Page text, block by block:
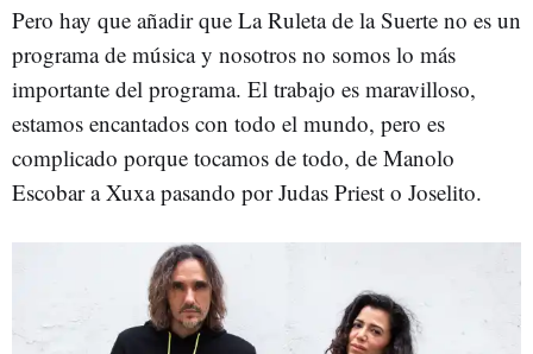
Pero hay que añadir que La Ruleta de la Suerte no es un
programa de música y nosotros no somos lo más
importante del programa. El trabajo es maravilloso,
estamos encantados con todo el mundo, pero es
complicado porque tocamos de todo, de Manolo
Escobar a Xuxa pasando por Judas Priest o Joselito.